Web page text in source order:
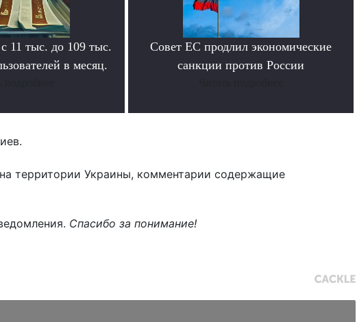
11 тыс. до 109 тыс.
в месяц.
Совет ЕС продлил экономические
санкции против России
территории Украины, комментарии содержащие
Спасибо за понимание!